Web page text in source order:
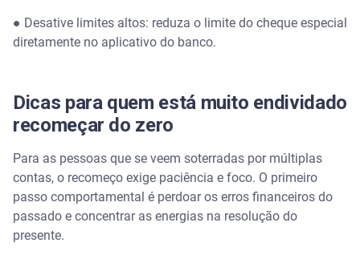
● Desative limites altos: reduza o limite do cheque especial
diretamente no aplicativo do banco.
Dicas para quem está muito endividado
recomeçar do zero
Para as pessoas que se veem soterradas por múltiplas
contas, o recomeço exige paciência e foco. O primeiro
passo comportamental é perdoar os erros financeiros do
passado e concentrar as energias na resolução do
presente.